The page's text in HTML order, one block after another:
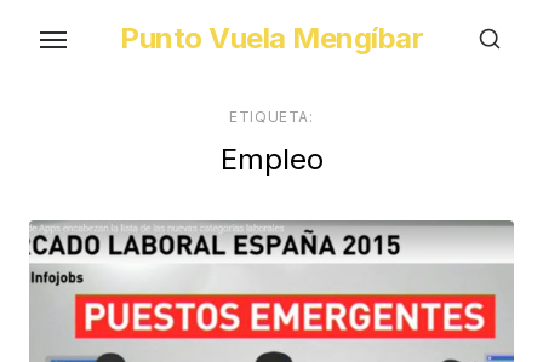
Punto Vuela Mengíbar
ETIQUETA:
Empleo